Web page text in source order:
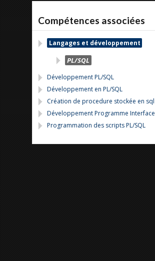
Compétences associées
Langages et développement
PL/SQL
Développement PL/SQL
Développement en PL/SQL
Création de procedure stockée en sql
Développement Programme Interface
Programmation des scripts PL/SQL